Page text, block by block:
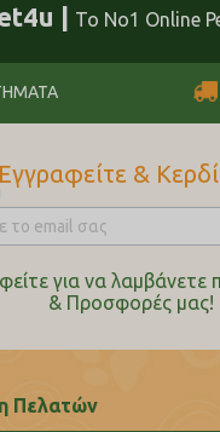
| Το No1 Online
Εγγραφείτε &
για να λαμβάνετε
& Προσφορές μας!
Πελατών